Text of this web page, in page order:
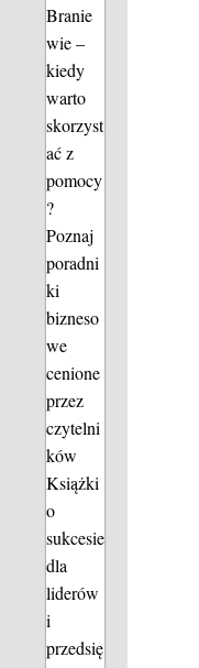
Branie
wie –
kiedy
warto
skorzyst
ać z
pomocy
?
Poznaj
poradni
ki
bizneso
we
cenione
przez
czytelni
ków
Książki
o
sukcesie
dla
liderów
i
przedsię